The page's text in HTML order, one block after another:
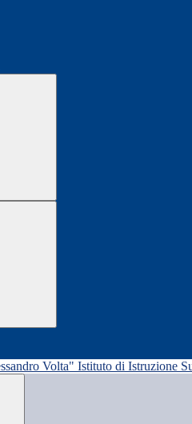
Istituto di Istruzione